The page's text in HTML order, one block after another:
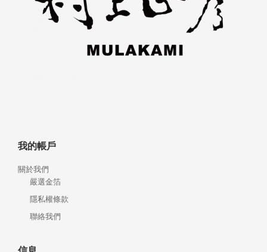
我的帳戶
關於我們
嚴選金箔
隱私權條款
聯絡我們